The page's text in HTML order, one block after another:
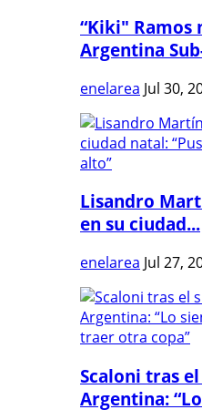
“Kiki" Ramos
Argentina
enelarea Jul 30,
Lisandro
en su ciudad...
enelarea Jul 27,
Scaloni tras
Argentina: